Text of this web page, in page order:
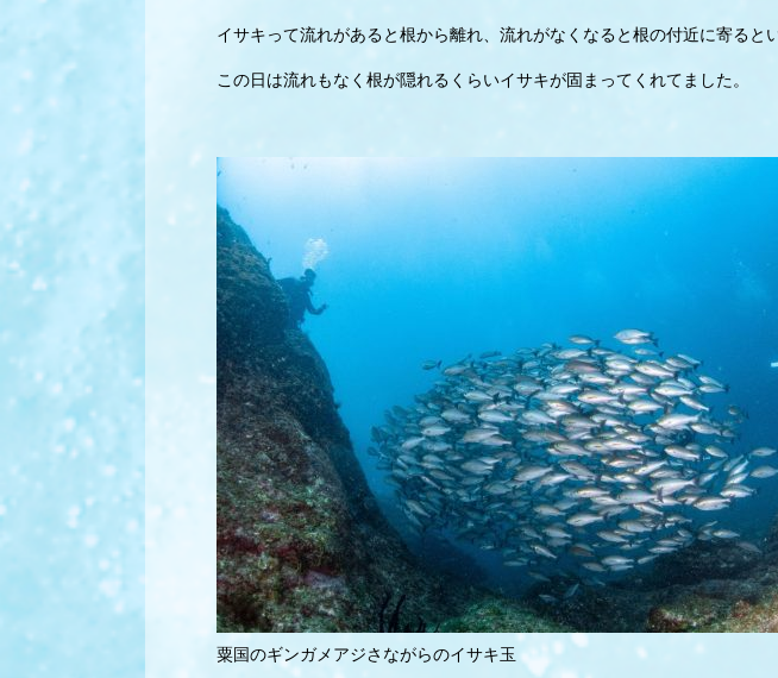
イサキって流れがあると根から離れ、流れがなくなると根の付近に寄ると
この日は流れもなく根が隠れるくらいイサキが固まってくれてました。
粟国のギンガメアジさながらのイサキ玉